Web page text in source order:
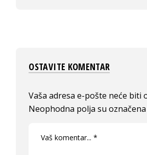
OSTAVITE KOMENTAR
Vaša adresa e-pošte neće biti
Neophodna polja su